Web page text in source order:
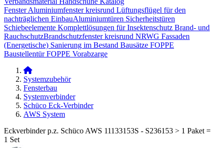
Fenster Aluminiumfenster kreisrund Lüftungsflügel für den
nachträglichen Einbau​Aluminiumtüren Sicherheitstüren
Schiebeelemente Komplettlösungen für Insektenschutz Brand- und
Rauchschutz​Brandschutzfenster kreisrund NRWG Fassaden
(Energetische) Sanierung im Bestand Bausätze FOPPE
Baustellentür FOPPE Vorabzarge
Systemzubehör
Fensterbau
Systemverbinder
Schüco Eck-Verbinder
AWS System
Eckverbinder p.z. Schüco AWS 11133153S - S236153 > 1 Paket =
1 Set